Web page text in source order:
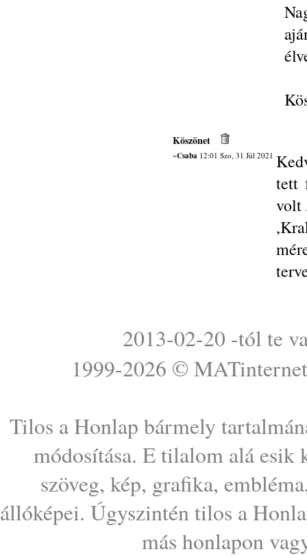
Köszönet
~Csaba12:01 Szo, 31 Júl 2021
tett
volt
2013-02-20 -tól te
1999-2026 © MATinternet
Tilos a Honlap bármely
módosítása. E tilalom alá esik
szöveg, kép, grafika,
állóképei. Úgyszintén tilos a
más honlapon